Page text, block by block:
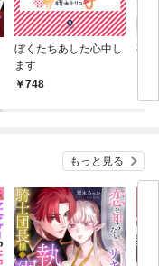
ぼくたちあした心中し
ます
748
夜
もっと見る